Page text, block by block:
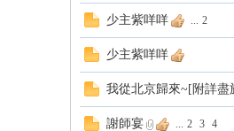
少主紫咩咩 ... 2
少主紫咩咩
我從北京歸來~[附詳盡
謝師宴 ... 2 3 4